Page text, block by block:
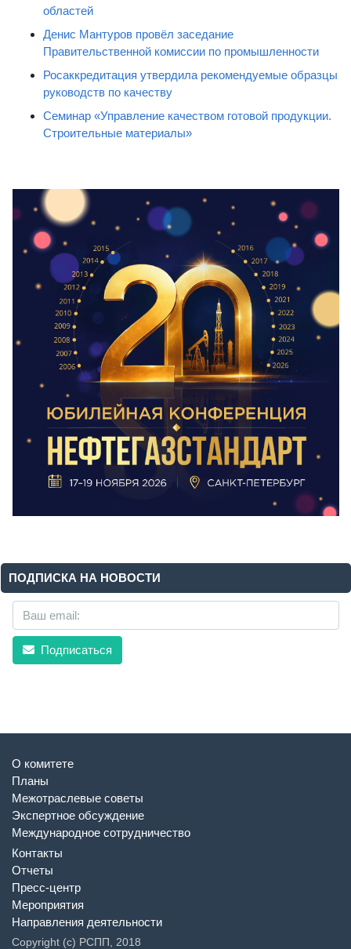
областей
Денис Мантуров провёл заседание
Правительственной комиссии по промышленности
Росаккредитация утвердила рекомендуемые образцы
руководств по качеству
Семинар «Управление качеством готовой продукции.
Строительные материалы»
ПОДПИСКА НА НОВОСТИ
Подписаться
О комитете
Планы
Межотраслевые советы
Экспертное обсуждение
Международное сотрудничество
Контакты
Отчеты
Пресс-центр
Мероприятия
Направления деятельности
Copyright (c) РСПП, 2018